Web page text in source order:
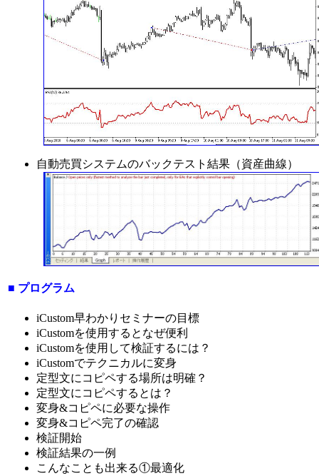
自動売買システムのバックテスト結果（資産曲線）
■ プログラム
iCustom早わかりセミナーの目標
iCustomを使用するとなぜ便利
iCustomを使用して検証するには？
iCustomでテクニカルに変身
定型文にコピペする場所は明確？
定型文にコピペするとは？
変身&コピペに必要な操作
変身&コピペ完了の確認
検証開始
検証結果の一例
こんなことも出来る①最適化